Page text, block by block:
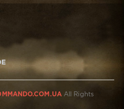
All Rights